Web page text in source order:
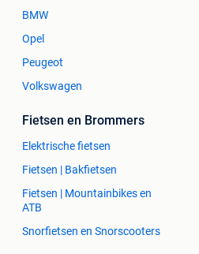
BMW
Opel
Peugeot
Volkswagen
Fietsen en Brommers
Elektrische fietsen
Fietsen | Bakfietsen
Fietsen | Mountainbikes en
ATB
Snorfietsen en Snorscooters